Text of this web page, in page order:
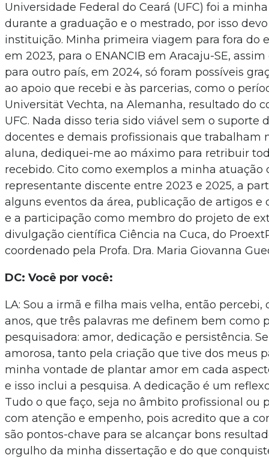
Universidade Federal do Ceará (UFC) foi a
durante a graduação e o mestrado, por isso
instituição. Minha primeira viagem para fora do
em 2023, para o ENANCIB em Aracaju-SE,
para outro país, em 2024, só foram possíveis
ao apoio que recebi e às parcerias, como o
Universität Vechta, na Alemanha, resultado do
UFC. Nada disso teria sido viável sem o suporte
docentes e demais profissionais que trabalham
aluna, dediquei-me ao máximo para retribuir
recebido. Cito como exemplos a minha atuação
representante discente entre 2023 e 2025, a
alguns eventos da área, publicação de artigos e
e a participação como membro do projeto de
divulgação científica Ciência na Cuca, do
coordenado pela Profa. Dra. Maria Giovanna
DC: Você por você:
LA: Sou a irmã e filha mais velha, então
anos, que três palavras me definem bem como
pesquisadora: amor, dedicação e persistência.
amorosa, tanto pela criação que tive dos meus
minha vontade de plantar amor em cada
e isso inclui a pesquisa. A dedicação é um
Tudo o que faço, seja no âmbito profissional ou
com atenção e empenho, pois acredito que a
são pontos-chave para se alcançar bons
orgulho da minha dissertação e do que